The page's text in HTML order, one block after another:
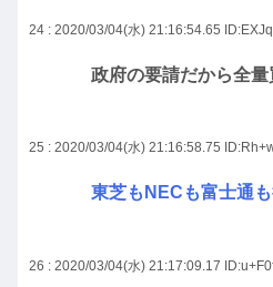
24 : 2020/03/04(水) 21:16:54.65
政府の要請だから全
25 : 2020/03/04(水) 21:16:58.75
東芝もNECも富士通
26 : 2020/03/04(水) 21:17:09.17